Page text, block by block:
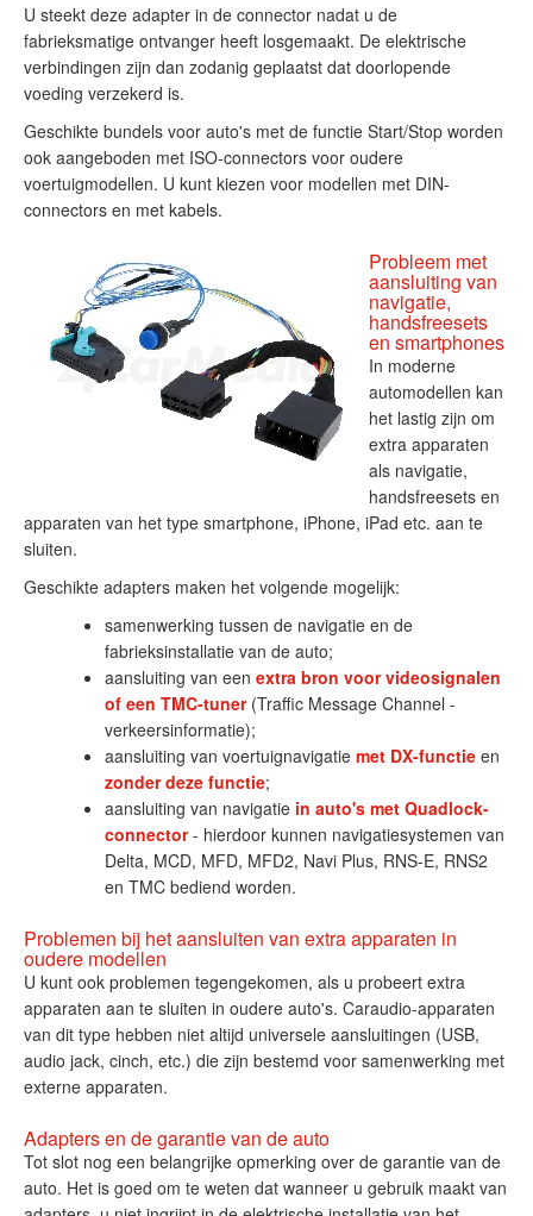
U steekt deze adapter in de connector nadat u de
fabrieksmatige ontvanger heeft losgemaakt. De elektrische
verbindingen zijn dan zodanig geplaatst dat doorlopende
voeding verzekerd is.
Geschikte bundels voor auto's met de functie Start/Stop worden
ook aangeboden met ISO-connectors voor oudere
voertuigmodellen. U kunt kiezen voor modellen met DIN-
connectors en met kabels.
Probleem met
aansluiting van
navigatie,
handsfreesets
en smartphones
In moderne
automodellen kan
het lastig zijn om
extra apparaten
als navigatie,
handsfreesets en
apparaten van het type smartphone, iPhone, iPad etc. aan te
sluiten.
Geschikte adapters maken het volgende mogelijk:
samenwerking tussen de navigatie en de
fabrieksinstallatie van de auto;
aansluiting van een extra bron voor videosignalen
of een TMC-tuner(Traffic Message Channel -
verkeersinformatie);
aansluiting van voertuignavigatie met DX-functie en
zonder deze functie;
aansluiting van navigatie in auto's met Quadlock-
connector- hierdoor kunnen navigatiesystemen van
Delta, MCD, MFD, MFD2, Navi Plus, RNS-E, RNS2
en TMC bediend worden.
Problemen bij het aansluiten van extra apparaten in
oudere modellen
U kunt ook problemen tegengekomen, als u probeert extra
apparaten aan te sluiten in oudere auto's. Caraudio-apparaten
van dit type hebben niet altijd universele aansluitingen (USB,
audio jack, cinch, etc.) die zijn bestemd voor samenwerking met
externe apparaten.
Adapters en de garantie van de auto
Tot slot nog een belangrijke opmerking over de garantie van de
auto. Het is goed om te weten dat wanneer u gebruik maakt van